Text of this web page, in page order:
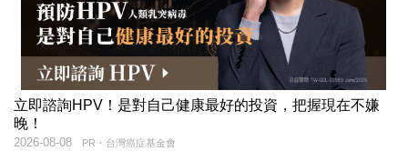
立即諮詢HPV！是對自己健康最好的投資，把握現在不嫌
晚！
PR・台灣癌症基金會
2026-08-08